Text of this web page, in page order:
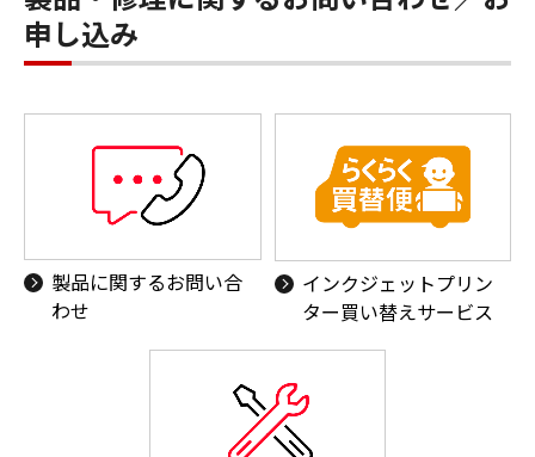
申し込み
製品に関するお問い合
わせ
インクジェットプリン
ター買い替えサービス